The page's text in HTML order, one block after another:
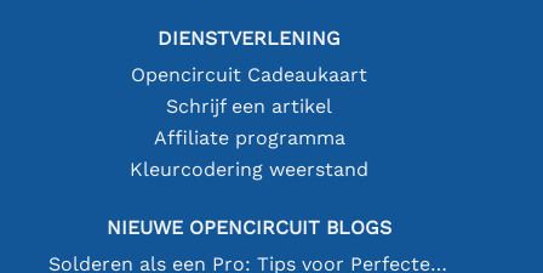
DIENSTVERLENING
Opencircuit Cadeaukaart
Schrijf een artikel
Affiliate programma
Kleurcodering weerstand
NIEUWE OPENCIRCUIT BLOGS
Solderen als een Pro: Tips voor Perfecte Elektronische Verbindingen